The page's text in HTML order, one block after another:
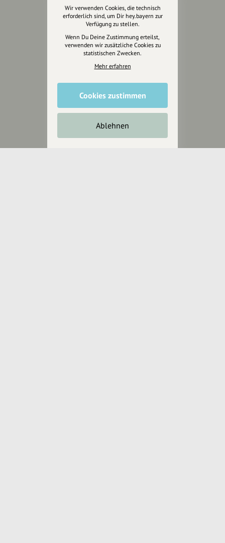
Anakin Design
Unterstütze
unsere Plattform
hey.bayern ist ein Projekt von
uns für unsere Region und
wollen.
Wir verwenden Cookies, die technisch
erforderlich sind, um Dir hey.bayern zur
Verfügung zu stellen.
Wenn Du Deine Zustimmung erteilst,
verwenden wir zusätzliche Cookies zu
statistischen Zwecken.
Mehr erfahren
Cookies zustimmen
Ablehnen